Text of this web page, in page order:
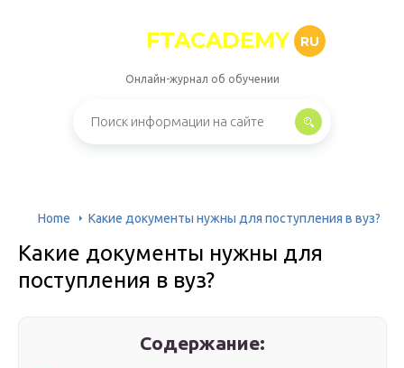
FTACADEMY RU
Онлайн-журнал об обучении
Home Какие документы нужны для поступления в вуз?
Какие документы нужны для
поступления в вуз?
Содержание: